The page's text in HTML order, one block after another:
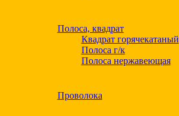
Полоса, квадрат
Квадрат горячекатаный
Полоса г/к
Полоса нержавеющая
Проволока